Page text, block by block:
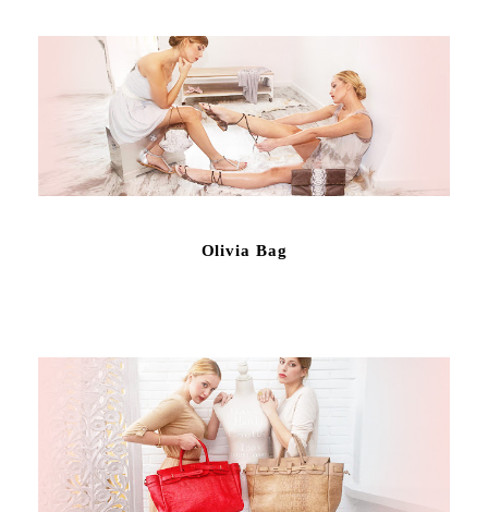
Olivia Bag